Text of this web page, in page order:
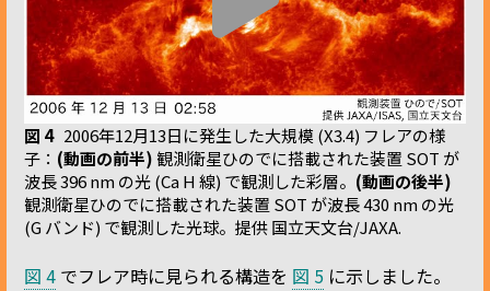
図 42006年12月13日に発生した大規模 (X3.4) フレアの様
子： (動画の前半) 観測衛星ひのでに搭載された装置 SOT が
波長 396 nm の光 (Ca H 線) で観測した彩層。 (動画の後半)
観測衛星ひのでに搭載された装置 SOT が波長 430 nm の光
(G バンド) で観測した光球。提供 国立天文台/JAXA.
図 4 でフレア時に見られる構造を 図 5 に示しました。